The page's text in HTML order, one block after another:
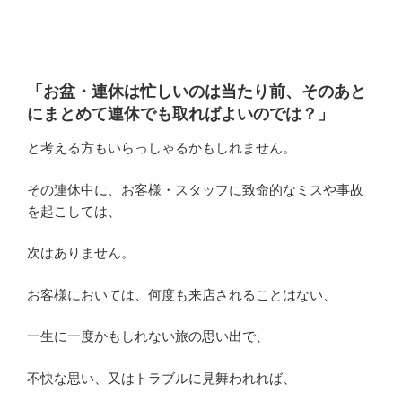
「お盆・連休は忙しいのは当たり前、そのあと
にまとめて連休でも取ればよいのでは？」
と考える方もいらっしゃるかもしれません。
その連休中に、お客様・スタッフに致命的なミスや事故
を起こしては、
次はありません。
お客様においては、何度も来店されることはない、
一生に一度かもしれない旅の思い出で、
不快な思い、又はトラブルに見舞われれば、